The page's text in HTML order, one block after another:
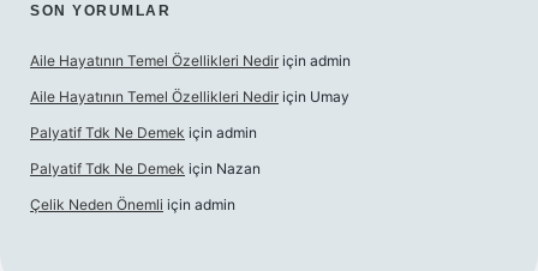
SON YORUMLAR
Aile Hayatının Temel Özellikleri Nedir için admin
Aile Hayatının Temel Özellikleri Nedir için Umay
Palyatif Tdk Ne Demek için admin
Palyatif Tdk Ne Demek için Nazan
Çelik Neden Önemli için admin